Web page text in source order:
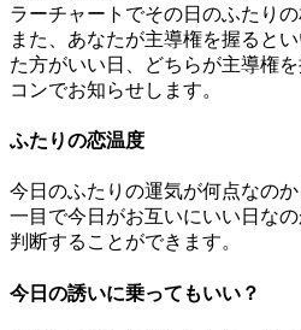
ラーチャートでその日のふたりの
また、あなたが主導権を握ると
た方がいい日、どちらが主導権
コンでお知らせします。
ふたりの恋温度
今日のふたりの運気が何点なのか
一目で今日がお互いにいい日な
判断することができます。
今日の誘いに乗ってもいい？